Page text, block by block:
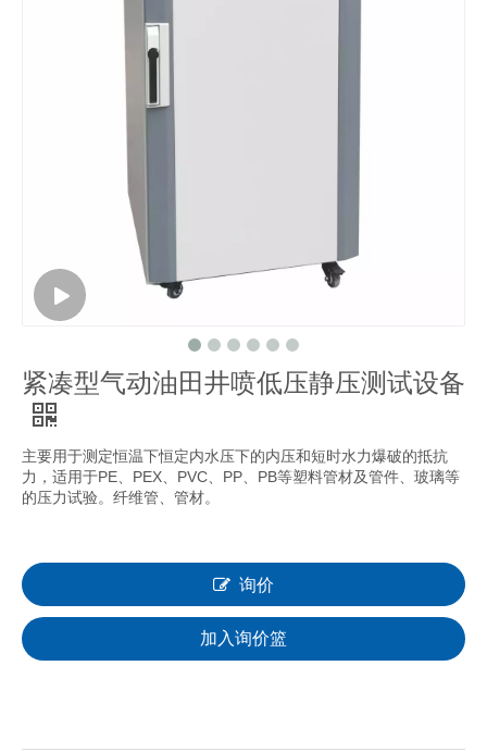
紧凑型气动油田井喷低压静压测试设备
主要用于测定恒温下恒定内水压下的内压和短时水力爆破的抵抗
力，适用于PE、PEX、PVC、PP、PB等塑料管材及管件、玻璃等
的压力试验。纤维管、管材。
询价
加入询价篮